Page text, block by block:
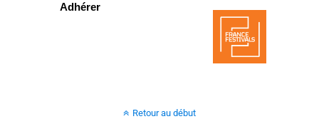
Adhérer
Retour au début